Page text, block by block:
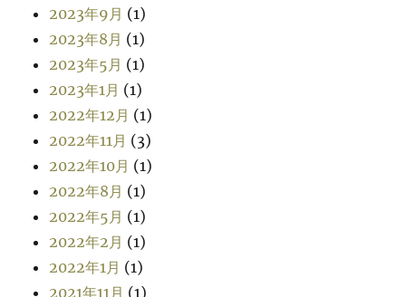
2023年9月 (1)
2023年8月 (1)
2023年5月 (1)
2023年1月 (1)
2022年12月 (1)
2022年11月 (3)
2022年10月 (1)
2022年8月 (1)
2022年5月 (1)
2022年2月 (1)
2022年1月 (1)
2021年11月 (1)